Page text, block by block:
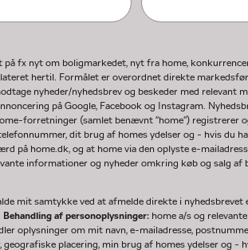
fx nyt om boligmarkedet, nyt fra home,
hertil. Formålet er overordnet direkte
nyheder/nyhedsbrev og beskeder med relevant
på Google, Facebook og Instagram.
forretninger (samlet benævnt "home") registrerer
dit brug af homes ydelser og - hvis du
på home.dk, og at home via den oplyste e-
informationer og nyheder omkring køb og salg af
mit samtykke ved at afmelde direkte i nyhedsbrevet
Behandling af personoplysninger: home a/s og
oplysninger om mit navn, e-mailadresse,
placering, min brug af homes ydelser og -